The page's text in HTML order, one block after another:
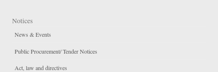
Notices
News & Events
Public Procurement/ Tender Notices
Act, law and directives